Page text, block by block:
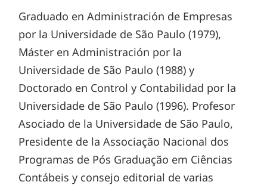
Graduado en Administración de Empresas
por la Universidade de São Paulo (1979),
Máster en Administración por la
Universidade de São Paulo (1988) y
Doctorado en Control y Contabilidad por la
Universidade de São Paulo (1996). Profesor
Asociado de la Universidade de São Paulo,
Presidente de la Associação Nacional dos
Programas de Pós Graduação em Ciências
Contábeis y consejo editorial de varias